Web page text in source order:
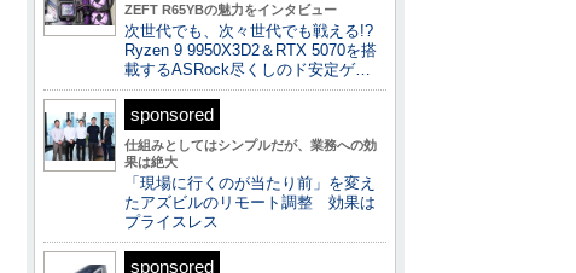
ZEFT R65YBの魅力をインタビュー
次世代でも、次々世代でも戦える!?
Ryzen 9 9950X3D2＆RTX 5070を搭
載するASRock尽くしのド安定ゲ…
sponsored
仕組みとしてはシンプルだが、業務への効
果は絶大
「現場に行くのが当たり前」を変え
たアズビルのリモート調整 効果は
プライスレス
sponsored